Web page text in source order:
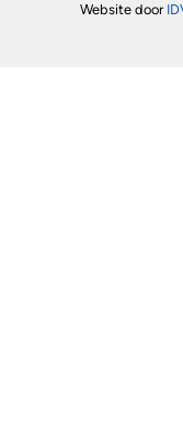
Website door